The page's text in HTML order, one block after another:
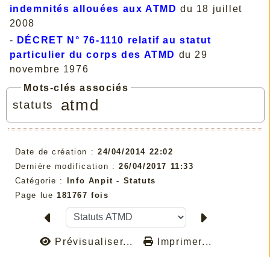
indemnités allouées aux ATMD du 18 juillet
2008
- DÉCRET N° 76-1110 relatif au statut
particulier du corps des ATMD du 29
novembre 1976
Mots-clés associés
statuts atmd
Date de création : 24/04/2014 22:02
Dernière modification : 26/04/2017 11:33
Catégorie : Info Anpit - Statuts
Page lue 181767 fois
Prévisualiser... Imprimer...